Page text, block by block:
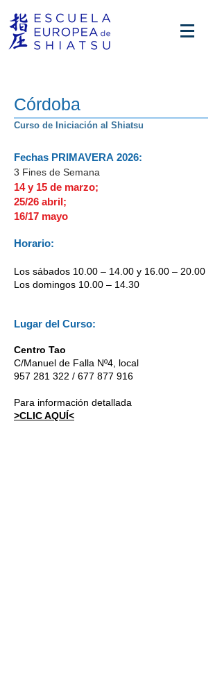
Córdoba
Curso de Iniciación al Shiatsu
Fechas PRIMAVERA 2026:
3 Fines de Semana
14 y 15 de marzo;
25/26 abril;
16/17 mayo
Horario:
Los sábados 10.00 – 14.00 y 16.00 – 20.00
Los domingos 10.00 – 14.30
Lugar del Curso:
Centro Tao
C/Manuel de Falla Nº4, local
957 281 322 / 677 877 916
Para información detallada
>CLIC AQUÍ<